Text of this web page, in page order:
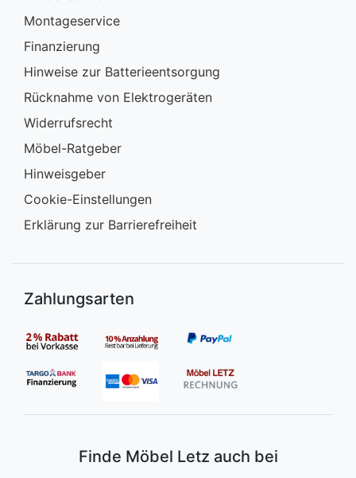
Montageservice
Finanzierung
Hinweise zur Batterieentsorgung
Rücknahme von Elektrogeräten
Widerrufsrecht
Möbel-Ratgeber
Hinweisgeber
Cookie-Einstellungen
Erklärung zur Barrierefreiheit
Zahlungsarten
Finde Möbel Letz auch bei